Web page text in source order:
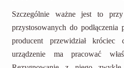
Szczególnie ważne jest to
przystosowanych do
producent przewidział
urządzenie ma pracować